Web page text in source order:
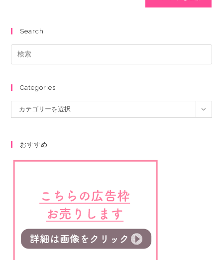
Search
Categories
カテゴリーを選択
おすすめ